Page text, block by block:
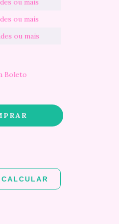
ou mais
ou mais
ou mais
Boleto
CALCULAR